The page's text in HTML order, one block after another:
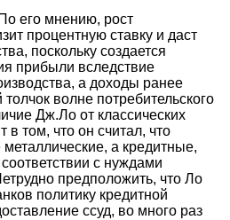
его мнению, рост
процентную ставку и даст
поскольку создается
прибыли вследствие
а доходы ранее
волне потребительского
Дж.Ло от классических
в том, что он считал, что
а кредитные,
с нуждами
предположить, что Ло
политику кредитной
ссуд, во много раз